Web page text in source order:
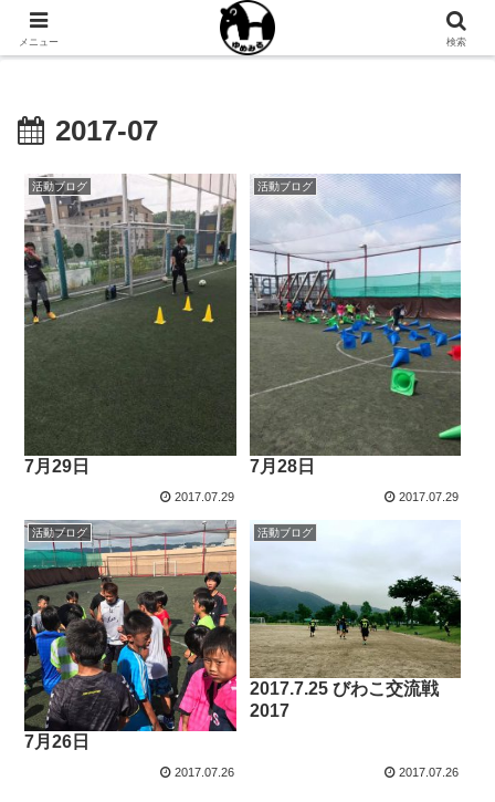
NPO法人ゆめみるオフィシャルサイト
2017-07
活動ブログ
7月29日
2017.07.29
活動ブログ
7月28日
2017.07.29
活動ブログ
7月26日
2017.07.26
活動ブログ
2017.7.25 びわこ交流戦
2017
2017.07.26
メニュー 検索